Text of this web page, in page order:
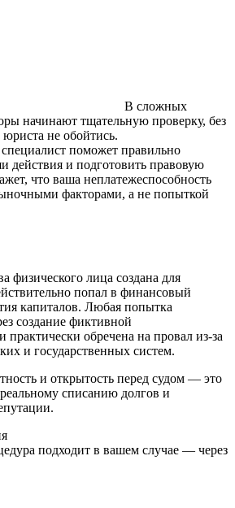
В сложных
начинают тщательную проверку, без
не обойтись.
поможет правильно
действия и подготовить правовую
что ваша неплатежеспособность
факторами, а не попыткой
физического лица создана для
попал в финансовый
капиталов. Любая попытка
создание фиктивной
практически обречена на провал из-за
и государственных систем.
и открытость перед судом — это
списанию долгов и
подходит в вашем случае — через